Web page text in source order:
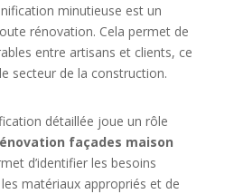
minutieuse est un
rénovation. Cela permet de
entre artisans et clients, ce
secteur de la construction.
détaillée joue un rôle
façades maison
d’identifier les besoins
matériaux appropriés et de